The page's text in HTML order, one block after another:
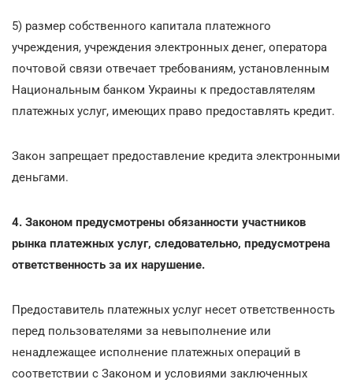
5) размер собственного капитала платежного
учреждения, учреждения электронных денег, оператора
почтовой связи отвечает требованиям, установленным
Национальным банком Украины к предоставлятелям
платежных услуг, имеющих право предоставлять кредит.
Закон запрещает предоставление кредита электронными
деньгами.
4. Законом предусмотрены обязанности участников
рынка платежных услуг, следовательно, предусмотрена
ответственность за их нарушение.
Предоставитель платежных услуг несет ответственность
перед пользователями за невыполнение или
ненадлежащее исполнение платежных операций в
соответствии с Законом и условиями заключенных